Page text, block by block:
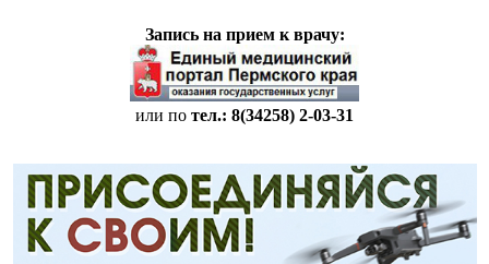
Запись на прием к врачу:
или по тел.: 8(34258) 2-03-31